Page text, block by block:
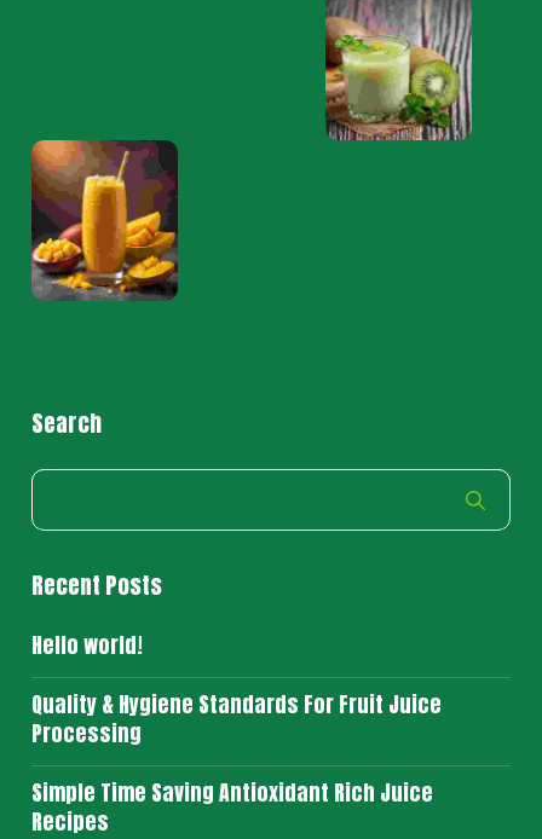
Search
Recent Posts
Hello world!
Quality & Hygiene Standards For Fruit Juice
Processing
Simple Time Saving Antioxidant Rich Juice
Recipes